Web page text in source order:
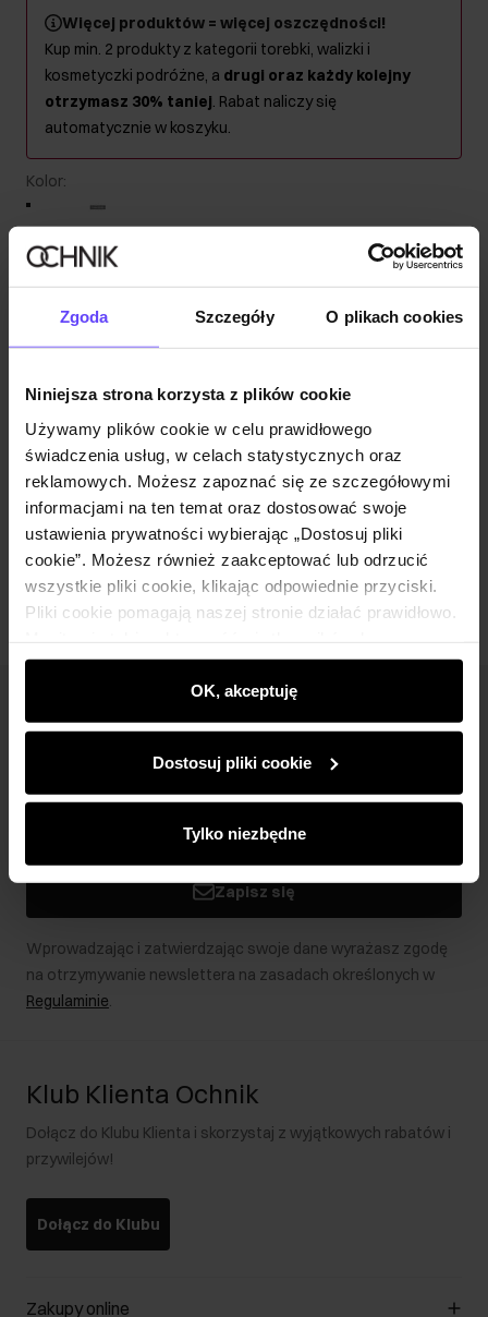
Zgoda Szczegóły O plikach cookies
Niniejsza strona korzysta z plików cookie
Używamy plików cookie w celu prawidłowego
świadczenia usług, w celach statystycznych oraz
reklamowych. Możesz zapoznać się ze szczegółowymi
informacjami na ten temat oraz dostosować swoje
ustawienia prywatności wybierając „Dostosuj pliki
cookie”. Możesz również zaakceptować lub odrzucić
wszystkie pliki cookie, klikając odpowiednie przyciski.
Pliki cookie pomagają naszej stronie działać prawidłowo.
wyświetlać im dopasowane do ich preferencji treści,
rekomendacje oraz komunikaty reklamowe informujące o
najnowszych promocjach w e-sklepie. Informacje o tym,
partnerom społecznościowym, reklamowym i
analitycznym. Partnerzy mogą połączyć te informacje z
podczas korzystania z ich usług.
OK, akceptuję
Dostosuj pliki cookie
Tylko niezbędne
Więcej produktów = więcej oszczędności!
Kup min. 2 produkty z kategorii torebki, walizki i
kosmetyczki podróżne, a drugi oraz każdy kolejny
otrzymasz 30% taniej. Rabat naliczy się
automatycznie w koszyku.
Kolor:
Opis produktu
Szczegóły
Skład i wymiary
Opinie
Newsletter
Bądź na bieżąco z nowościami i promocjami!
Zapisz się
Wprowadzając i zatwierdzając swoje dane wyrażasz zgodę
na otrzymywanie newslettera na zasadach określonych w
Regulaminie.
Klub Klienta Ochnik
Dołącz do Klubu Klienta i skorzystaj z wyjątkowych rabatów i
przywilejów!
Dołącz do Klubu
Zakupy online